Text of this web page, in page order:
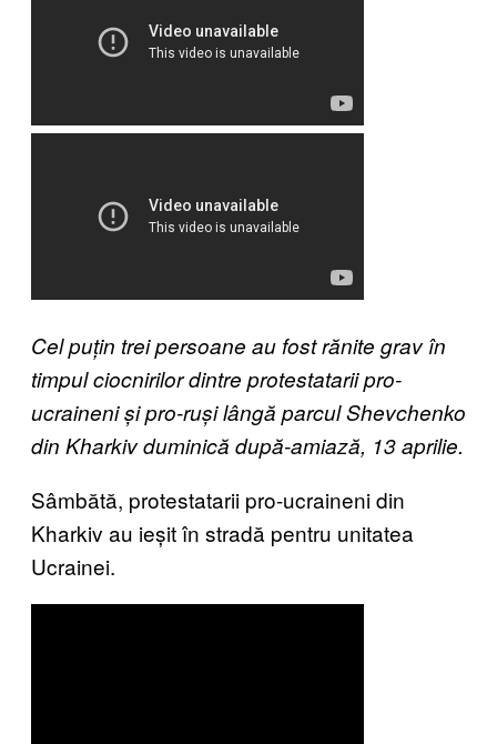
Cel puțin trei persoane au fost rănite grav în
timpul ciocnirilor dintre protestatarii pro-
ucraineni și pro-ruși lângă parcul Shevchenko
din Kharkiv duminică după-amiază, 13 aprilie.
Sâmbătă, protestatarii pro-ucraineni din
Kharkiv au ieșit în stradă pentru unitatea
Ucrainei.